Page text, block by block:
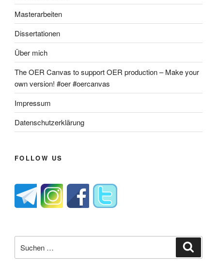
Masterarbeiten
Dissertationen
Über mich
The OER Canvas to support OER production – Make your
own version! #oer #oercanvas
Impressum
Datenschutzerklärung
FOLLOW US
nach: